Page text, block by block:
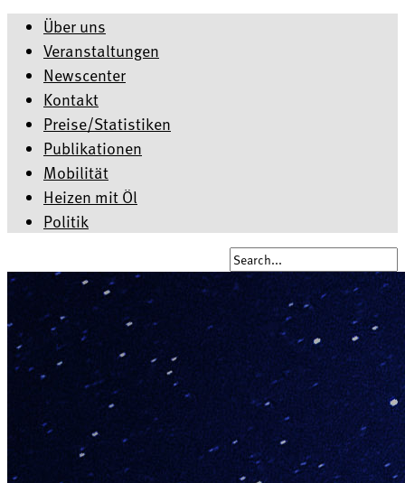
Über uns
Veranstaltungen
Newscenter
Kontakt
Preise/Statistiken
Publikationen
Mobilität
Heizen mit Öl
Politik